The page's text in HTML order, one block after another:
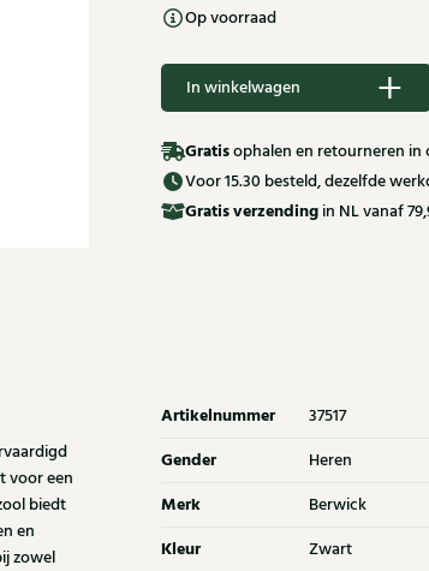
Op voorraad
In winkelwagen
Gratisophalen en retourneren in
Voor 15.30 besteld, dezelfde
Gratisverzending in NL vanaf
voor een
biedt
en
zowel
Artikelnummer 37517
Gender Heren
Merk Berwick
Kleur Zwart